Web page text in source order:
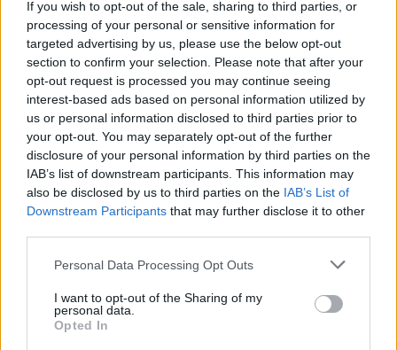
If you wish to opt-out of the sale, sharing to third parties, or
processing of your personal or sensitive information for
targeted advertising by us, please use the below opt-out
section to confirm your selection. Please note that after your
opt-out request is processed you may continue seeing
interest-based ads based on personal information utilized by
us or personal information disclosed to third parties prior to
your opt-out. You may separately opt-out of the further
disclosure of your personal information by third parties on the
IAB’s list of downstream participants. This information may
also be disclosed by us to third parties on the IAB’s List of
Downstream Participants that may further disclose it to other
Personal Data Processing Opt Outs
I want to opt-out of the Sharing of my
personal data.
Opted In
KAPCSOLÓDÓ CIKKEK TÖBB A SZERZŐTŐL
Akkumulátor
A BYD hat szabadalommal készül a
2027-es szilárdtest-akkumulátor-
áttörésre
Elektromos
Hivatalos papírokban bukkant fel a
Elektromos
Tesla: visszatért a régi árazás a magyar
Supercharger-hálózaton